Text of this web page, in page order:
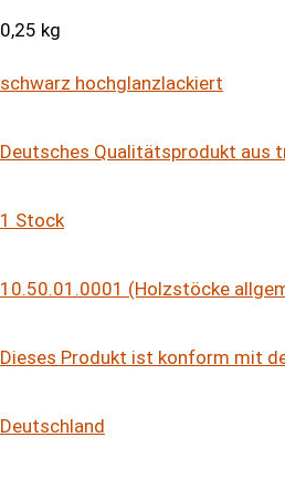
0,25 kg
schwarz hochglanzlackiert
Deutsches Qualitätsprodukt aus
1 Stock
10.50.01.0001 (Holzstöcke
Dieses Produkt ist konform mit
Deutschland